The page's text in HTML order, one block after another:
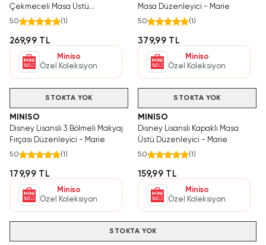
Çekmeceli Masa Üstü
Düzenleyici (Marie)
5.0 (1 )
269,99 TL
Miniso
Özel Koleksiyon
Masa Düzenleyici - Marie
5.0 (1 )
379,99 TL
Miniso
Özel Koleksiyon
STOKTA YOK
MINISO
Disney Lisanslı 3 Bölmeli Makyaj
Fırçası Düzenleyici - Marie
5.0 (1 )
179,99 TL
Miniso
Özel Koleksiyon
STOKTA YOK
MINISO
Disney Lisanslı Kapaklı Masa
Üstü Düzenleyici - Marie
5.0 (1 )
159,99 TL
Miniso
Özel Koleksiyon
STOKTA YOK